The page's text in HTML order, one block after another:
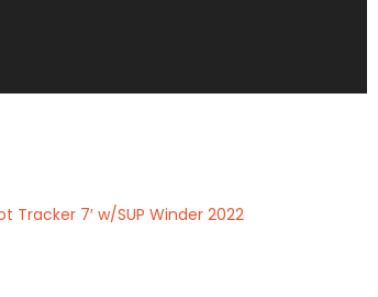
Tracker 7′ w/SUP Winder 2022